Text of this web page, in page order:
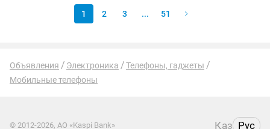
1 2 3 ... 51
Объявления Электроника
Телефоны, гаджеты
Мобильные телефоны
© 2012-2026, АО «Kaspi Bank» Қаз Рус